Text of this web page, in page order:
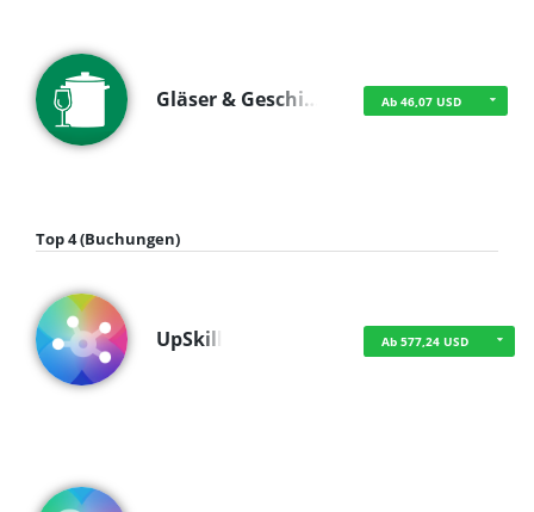
Gläser & Geschi… Ab 46,07 USD
Top 4 (Buchungen)
UpSkill Ab 577,24 USD